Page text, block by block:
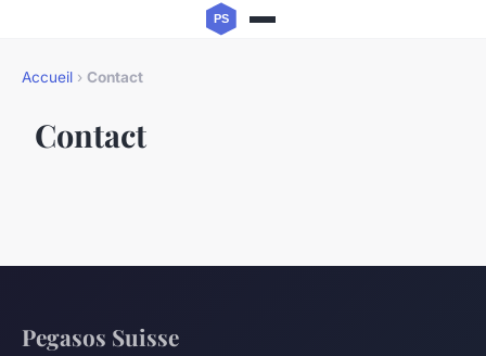
Accueil › Contact
Contact
Pegasos Suisse